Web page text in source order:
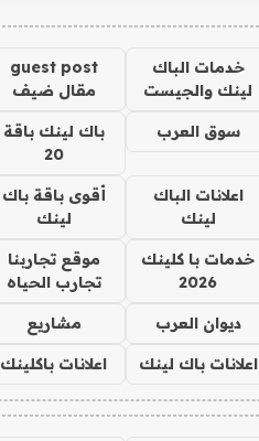
خدمات الباك
لينك والجيست
guest post
مقال ضيف
سوق العرب
باك لينك باقة
20
اعلانات الباك
لينك
أقوى باقة باك
لينك
خدمات با كلينك
2026
موقع تجاربنا
تجارب الحياه
ديوان العرب مشاريع
اعلانات باك لينك اعلانات باكلينك